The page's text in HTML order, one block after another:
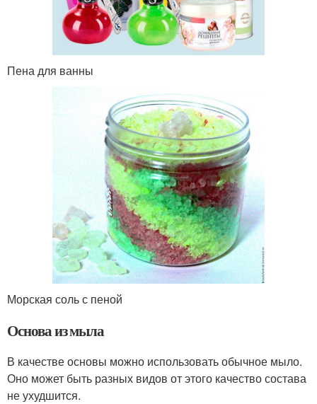
Пена для ванны
Морская соль с пеной
Основа из мыла
В качестве основы можно использовать обычное мыло.
Оно может быть разных видов от этого качество состава
не ухудшится.